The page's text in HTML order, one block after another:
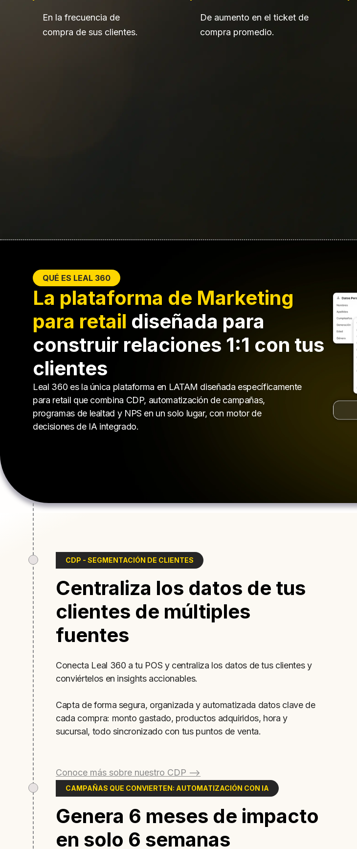
En la frecuencia de
compra de sus clientes.
De aumento en el ticket de
compra promedio.
QUÉ ES LEAL 360
La plataforma de Marketing
para retail diseñada para
construir relaciones 1:1 con tus
clientes
Leal 360 es la única plataforma en LATAM diseñada específicamente
para retail que combina CDP, automatización de campañas,
programas de lealtad y NPS en un solo lugar, con motor de
decisiones de IA integrado.
CDP - SEGMENTACIÓN DE CLIENTES
Centraliza los datos de tus
clientes de múltiples
fuentes
Conecta Leal 360 a tu POS y centraliza los datos de tus clientes y
conviértelos en insights accionables.
Capta de forma segura, organizada y automatizada datos clave de
cada compra: monto gastado, productos adquiridos, hora y
sucursal, todo sincronizado con tus puntos de venta.
Conoce más sobre nuestro CDP -->
CAMPAÑAS QUE CONVIERTEN: AUTOMATIZACIÓN CON IA
Genera 6 meses de impacto
en solo 6 semanas